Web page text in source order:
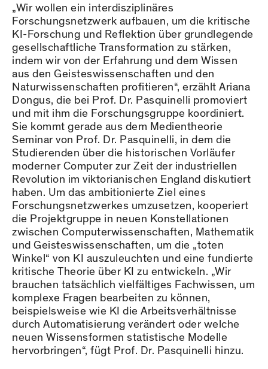
„Wir wollen ein interdisziplinäres
Forschungsnetzwerk aufbauen, um die kritische
KI-Forschung und Reflektion über grundlegende
gesellschaftliche Transformation zu stärken,
indem wir von der Erfahrung und dem Wissen
aus den Geisteswissenschaften und den
Naturwissenschaften profitieren“, erzählt Ariana
Dongus, die bei Prof. Dr. Pasquinelli promoviert
und mit ihm die Forschungsgruppe koordiniert.
Sie kommt gerade aus dem Medientheorie
Seminar von Prof. Dr. Pasquinelli, in dem die
Studierenden über die historischen Vorläufer
moderner Computer zur Zeit der industriellen
Revolution im viktorianischen England diskutiert
haben. Um das ambitionierte Ziel eines
Forschungsnetzwerkes umzusetzen, kooperiert
die Projektgruppe in neuen Konstellationen
zwischen Computerwissenschaften, Mathematik
und Geisteswissenschaften, um die „toten
Winkel“ von KI auszuleuchten und eine fundierte
kritische Theorie über KI zu entwickeln. „Wir
brauchen tatsächlich vielfältiges Fachwissen, um
komplexe Fragen bearbeiten zu können,
beispielsweise wie KI die Arbeitsverhältnisse
durch Automatisierung verändert oder welche
neuen Wissensformen statistische Modelle
hervorbringen“, fügt Prof. Dr. Pasquinelli hinzu.